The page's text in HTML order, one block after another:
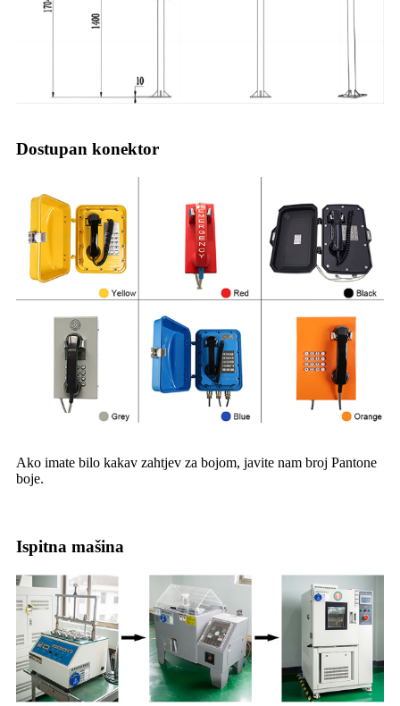
Dostupan konektor
Ako imate bilo kakav zahtjev za bojom, javite nam broj Pantone
boje.
Ispitna mašina